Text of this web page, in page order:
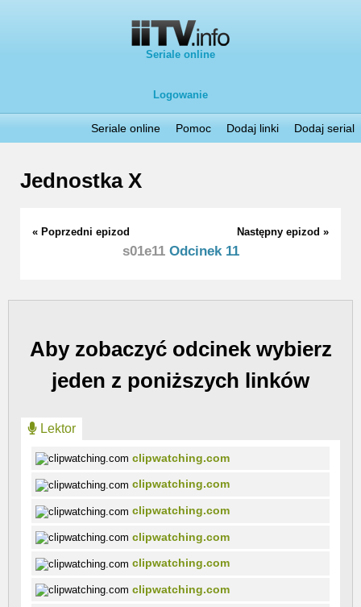
Seriale online
Logowanie
Seriale online Pomoc Dodaj linki Dodaj serial
Jednostka X
« Poprzedni epizod Następny epizod »
s01e11Odcinek 11
Aby zobaczyć odcinek wybierz
jeden z poniższych linków
Lektor
clipwatching.com
clipwatching.com
clipwatching.com
clipwatching.com
clipwatching.com
clipwatching.com